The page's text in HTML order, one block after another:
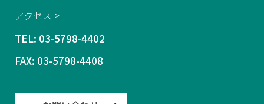
アクセス >
TEL: 03-5798-4402
FAX: 03-5798-4408